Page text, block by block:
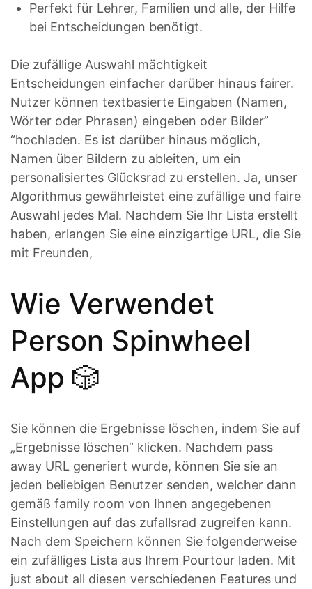
Perfekt für Lehrer, Familien und alle, der Hilfe
bei Entscheidungen benötigt.
Die zufällige Auswahl mächtigkeit
Entscheidungen einfacher darüber hinaus fairer.
Nutzer können textbasierte Eingaben (Namen,
Wörter oder Phrasen) eingeben oder Bilder”
“hochladen. Es ist darüber hinaus möglich,
Namen über Bildern zu ableiten, um ein
personalisiertes Glücksrad zu erstellen. Ja, unser
Algorithmus gewährleistet eine zufällige und faire
Auswahl jedes Mal. Nachdem Sie Ihr Lista erstellt
haben, erlangen Sie eine einzigartige URL, die Sie
mit Freunden,
Wie Verwendet
Person Spinwheel
App 🎲
Sie können die Ergebnisse löschen, indem Sie auf
„Ergebnisse löschen“ klicken. Nachdem pass
away URL generiert wurde, können Sie sie an
jeden beliebigen Benutzer senden, welcher dann
gemäß family room von Ihnen angegebenen
Einstellungen auf das zufallsrad zugreifen kann.
Nach dem Speichern können Sie folgenderweise
ein zufälliges Lista aus Ihrem Pourtour laden. Mit
just about all diesen verschiedenen Features und